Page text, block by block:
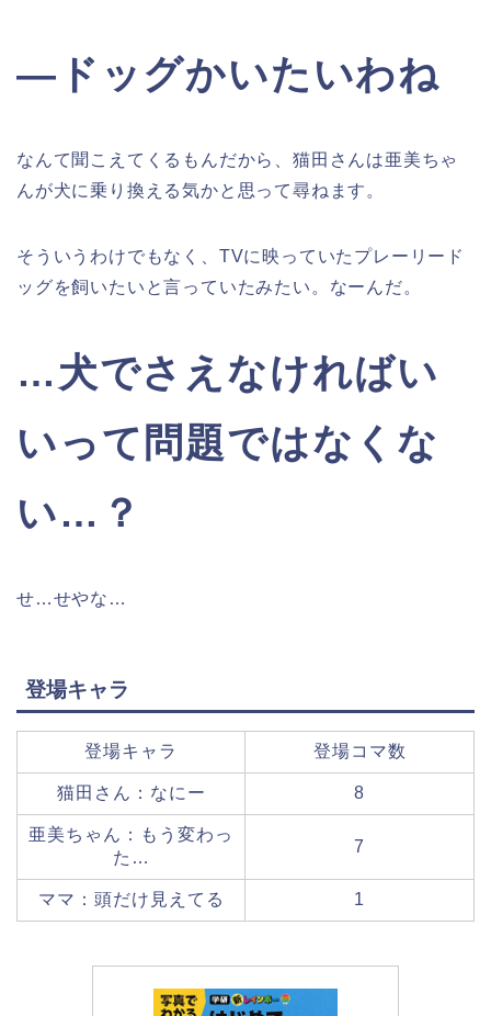
―ドッグかいたいわね
なんて聞こえてくるもんだから、猫田さんは亜美ちゃ
んが犬に乗り換える気かと思って尋ねます。
そういうわけでもなく、TVに映っていたプレーリード
ッグを飼いたいと言っていたみたい。なーんだ。
…犬でさえなければい
いって問題ではなくな
い…？
せ…せやな…
登場キャラ
登場キャラ 登場コマ数
猫田さん：なにー 8
亜美ちゃん：もう変わっ
た…
7
ママ：頭だけ見えてる 1